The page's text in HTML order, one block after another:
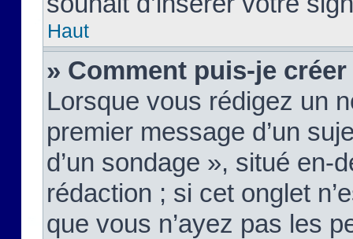
Haut
» Comment puis-je
Lorsque vous rédigez un
premier message d’un
d’un sondage », situé en-
rédaction ; si cet onglet
que vous n’ayez pas les